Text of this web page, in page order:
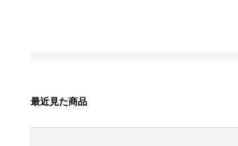
最近見た商品